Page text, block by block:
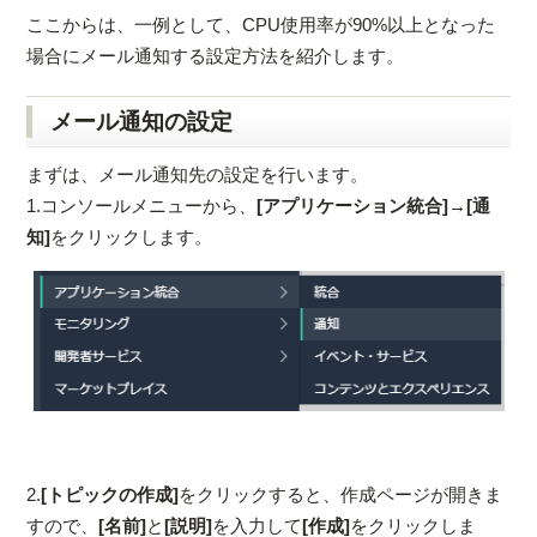
ここからは、一例として、CPU使用率が90%以上となった
場合にメール通知する設定方法を紹介します。
メール通知の設定
まずは、メール通知先の設定を行います。
1.コンソールメニューから、[アプリケーション統合]→[通
知]をクリックします。
2.[トピックの作成]をクリックすると、作成ページが開きま
すので、[名前]と[説明]を入力して[作成]をクリックしま